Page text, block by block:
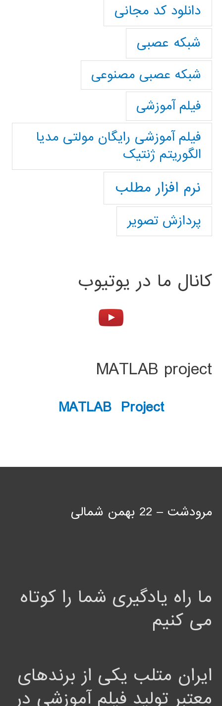
دانلود کد مجانی
شبکه عصبی
شبکه عصبی مصنوعی
فیلم آموزشی
فیلم آموزشی رایگان مولتی مدیا
الگوریتم ژنتیک
نرم افزار مطلب
پردازش تصویر
کانال ما در یوتیوب
MATLAB project
MATLAB Project
مرودشت – 22 بهمن شمالی
ما راه یادگیری شما را کوتاه
می کنیم
ایران متلب یکی از برندهای
معتبر تولید فیلم آموزشی در